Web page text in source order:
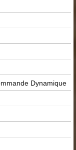
Dynamique